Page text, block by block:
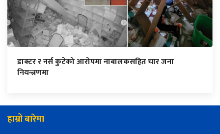
डाक्टर र नर्स कुटेको आरोपमा नाबालकसहित चार जना
नियन्त्रणमा
हाम्रो बारेमा